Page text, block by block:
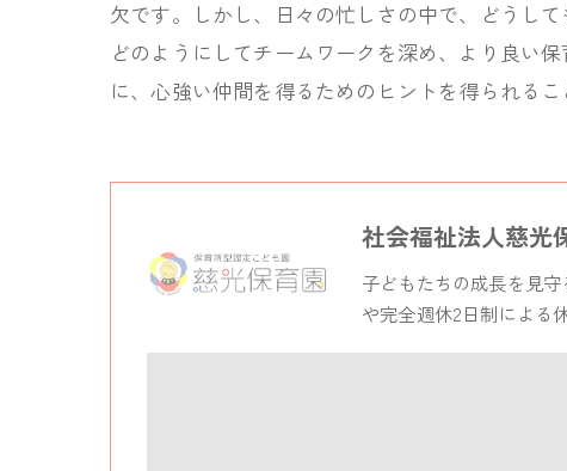
欠です。しかし、日々の忙しさの中で、どうし
どのようにしてチームワークを深め、より良い
に、心強い仲間を得るためのヒントを得られるこ
社会福祉法人慈光
子どもたちの成長を見
や完全週休2日制による